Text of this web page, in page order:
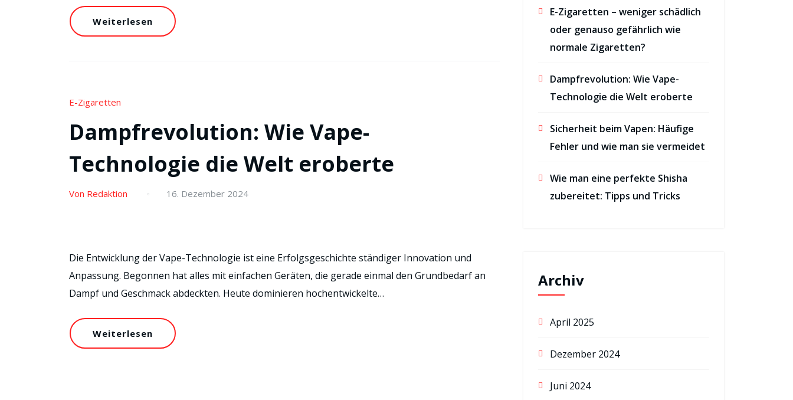
Weiterlesen
E-Zigaretten
Dampfrevolution: Wie Vape-
Technologie die Welt eroberte
Von Redaktion 16. Dezember 2024
Die Entwicklung der Vape-Technologie ist eine Erfolgsgeschichte ständiger Innovation und
Anpassung. Begonnen hat alles mit einfachen Geräten, die gerade einmal den Grundbedarf an
Dampf und Geschmack abdeckten. Heute dominieren hochentwickelte…
Weiterlesen
E-Zigaretten – weniger schädlich
oder genauso gefährlich wie
normale Zigaretten?
Dampfrevolution: Wie Vape-
Technologie die Welt eroberte
Sicherheit beim Vapen: Häufige
Fehler und wie man sie vermeidet
Wie man eine perfekte Shisha
zubereitet: Tipps und Tricks
Archiv
April 2025
Dezember 2024
Juni 2024